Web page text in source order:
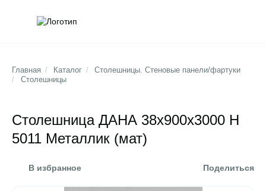
Главная / Каталог /
Столешницы. Стеновые панели/фартуки
/
Столешницы
Столешница ДАНА 38х900х3000 Н
5011 Металлик (мат)
В избранное Поделиться